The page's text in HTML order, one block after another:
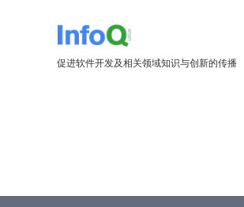
促进软件开发及相关领域知识与创新的传播